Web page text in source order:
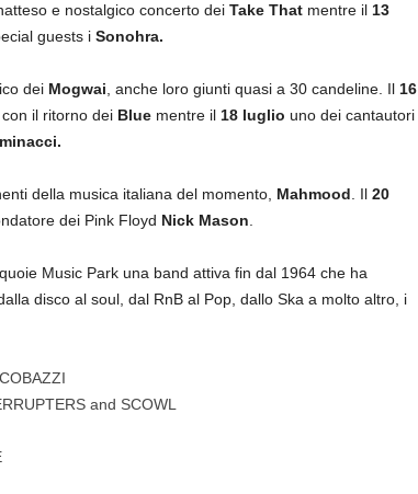
e nostalgico concerto deiTake Thatmentre il 13
guests i Sonohra.
dei Mogwai , anche loro giunti quasi a 30 candeline. Il 16
il ritorno dei Bluementre il 18 luglio uno dei cantautori
della musica italiana del momento, Mahmood . Il 20
dei Pink Floyd Nick Mason
Music Park una band attiva fin dal 1964 che ha
disco al soul, dal RnB al Pop, dallo Ska a molto altro, i
and SCOWL